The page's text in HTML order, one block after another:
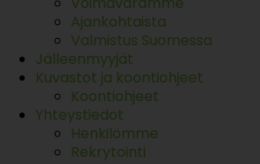
Ajankohtaista
Valmistus Suomessa
Jälleenmyyjät
Kuvastot ja koontiohjeet
Koontiohjeet
Yhteystiedot
Henkilömme
Rekrytointi